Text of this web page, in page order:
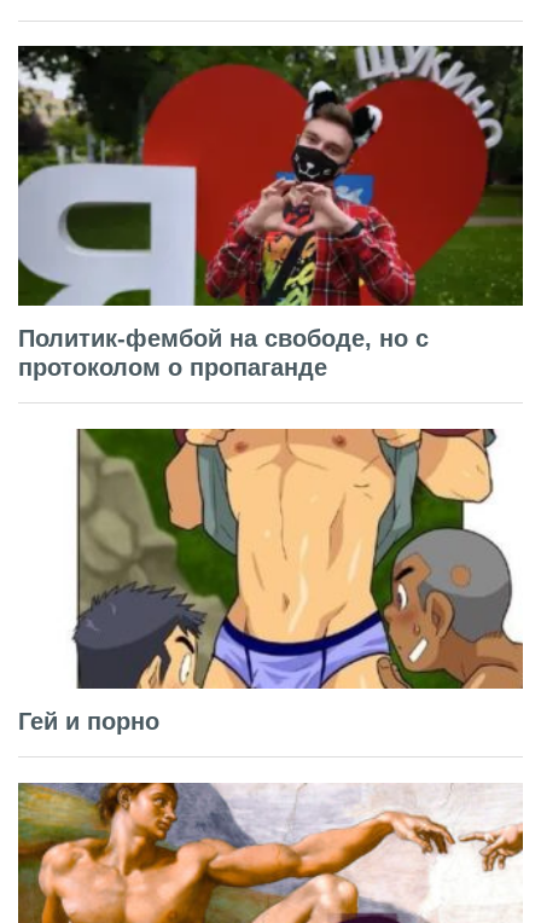
Политик-фембой на свободе, но с
протоколом о пропаганде
Гей и порно